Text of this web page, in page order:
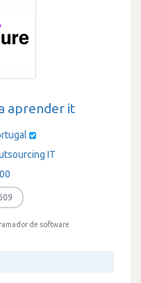
aprender it
IT
de software